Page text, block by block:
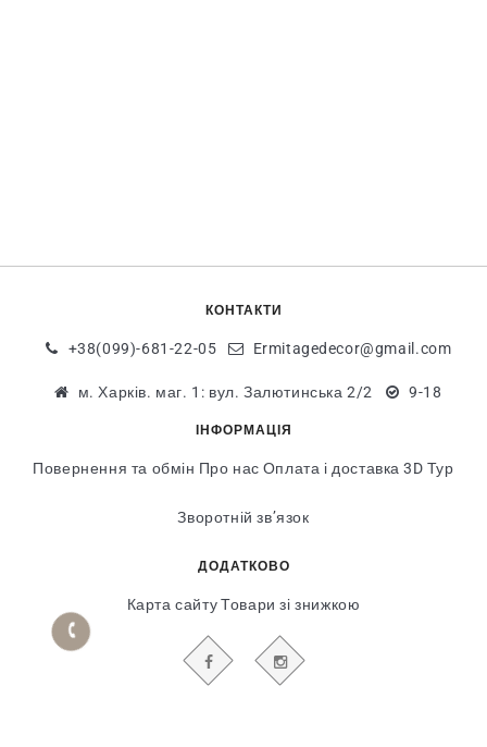
КОНТАКТИ
+38(099)-681-22-05 Ermitagedecor@gmail.com
м. Харків. маг. 1: вул. Залютинська 2/2 9-18
ІНФОРМАЦІЯ
Повернення та обмін Про нас Оплата і доставка 3D Тур
Зворотній зв’язок
ДОДАТКОВО
Карта сайту Товари зі знижкою